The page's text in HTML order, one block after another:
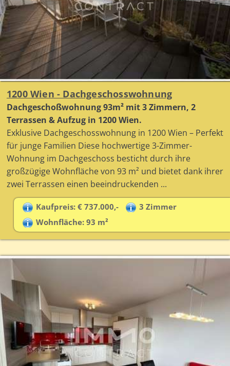
1200 Wien - Dachgeschosswohnung
Dachgeschoßwohnung 93m² mit 3 Zimmern, 2
Terrassen & Aufzug in 1200 Wien.
Exklusive Dachgeschosswohnung in 1200 Wien – Perfekt
für junge Familien Diese hochwertige 3-Zimmer-
Wohnung im Dachgeschoss besticht durch ihre
großzügige Wohnfläche von 93 m² und bietet dank ihrer
zwei Terrassen einen beeindruckenden ...
Kaufpreis: € 737.000,-
3 Zimmer
Wohnfläche: 93 m²